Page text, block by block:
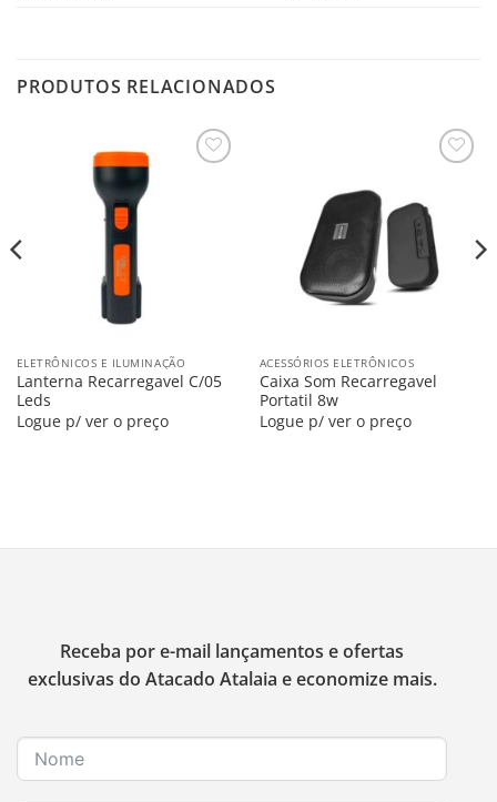
PRODUTOS RELACIONADOS
ELETRÔNICOS E ILUMINAÇÃO
Lanterna Recarregavel C/05
Leds
Logue p/ ver o preço
ACESSÓRIOS ELETRÔNICOS
Caixa Som Recarregavel
Portatil 8w
Logue p/ ver o preço
Receba por e-mail lançamentos e ofertas
exclusivas do Atacado Atalaia e economize mais.